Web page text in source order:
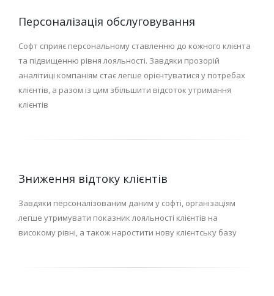
Персоналізація обслуговування
Софт сприяє персональному ставленню до кожного клієнта
та підвищенню рівня лояльності. Завдяки прозорій
аналітиці компаніям стає легше орієнтуватися у потребах
клієнтів, а разом із цим збільшити відсоток утримання
клієнтів
Зниження відтоку клієнтів
Завдяки персоналізованим даним у софті, організаціям
легше утримувати показник лояльності клієнтів на
високому рівні, а також наростити нову клієнтську базу